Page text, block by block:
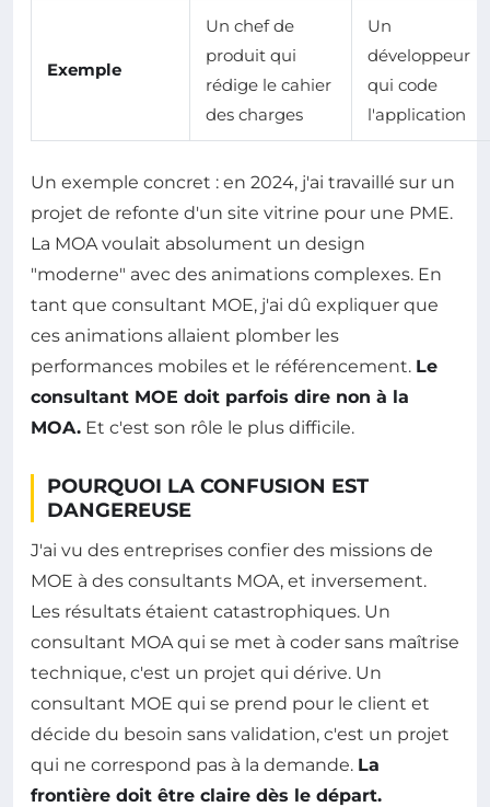
Exemple
Un chef de
produit qui
rédige le cahier
des charges
Un
développeur
qui code
l'application
Un exemple concret : en 2024, j'ai travaillé sur un
projet de refonte d'un site vitrine pour une PME.
La MOA voulait absolument un design
"moderne" avec des animations complexes. En
tant que consultant MOE, j'ai dû expliquer que
ces animations allaient plomber les
performances mobiles et le référencement. Le
consultant MOE doit parfois dire non à la
MOA. Et c'est son rôle le plus difficile.
POURQUOI LA CONFUSION EST
DANGEREUSE
J'ai vu des entreprises confier des missions de
MOE à des consultants MOA, et inversement.
Les résultats étaient catastrophiques. Un
consultant MOA qui se met à coder sans maîtrise
technique, c'est un projet qui dérive. Un
consultant MOE qui se prend pour le client et
décide du besoin sans validation, c'est un projet
qui ne correspond pas à la demande. La
frontière doit être claire dès le départ.